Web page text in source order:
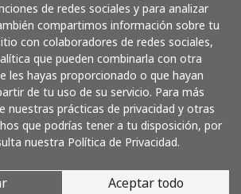
de redes sociales y para analizar
compartimos información sobre tu
con colaboradores de redes sociales,
que pueden combinarla con otra
les hayas proporcionado o que hayan
de tu uso de su servicio. Para más
nuestras prácticas de privacidad y otras
que podrías tener a tu disposición, por
nuestra Política de Privacidad.
Aceptar todo
Paga con
© 2026 LlamaElSalvador